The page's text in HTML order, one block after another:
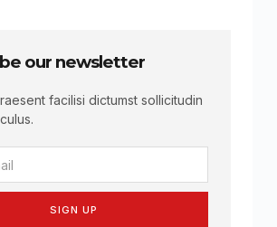
our newsletter
facilisi dictumst sollicitudin
SIGN UP